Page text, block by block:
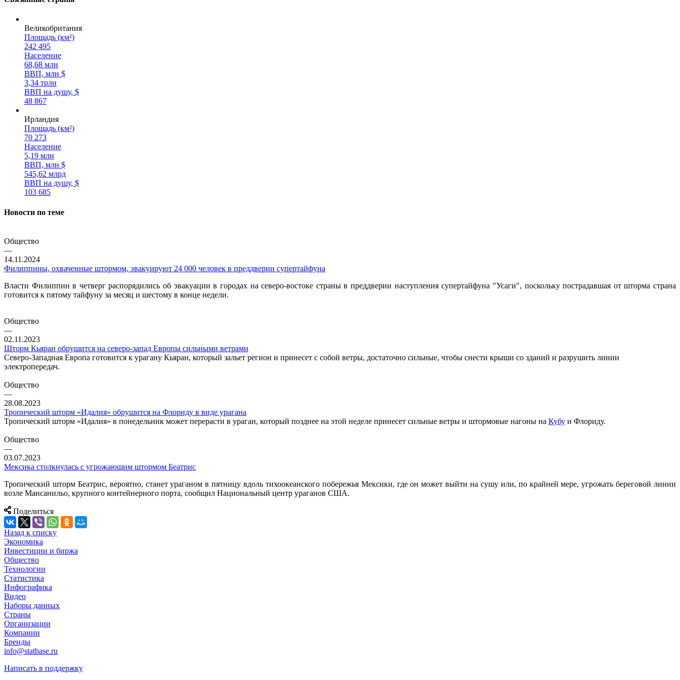
Великобритания
Площадь (км²)
242 495
Население
68,68 млн
ВВП, млн $
3,34 трлн
ВВП на душу, $
48 867
Ирландия
Площадь (км²)
70 273
Население
5,19 млн
ВВП, млн $
545,62 млрд
ВВП на душу, $
103 685
Новости по теме
Общество
—
14.11.2024
Филиппины, охваченные штормом, эвакуируют 24 000 человек в преддверии супертайфуна
Власти Филиппин в четверг распорядились об эвакуации в городах на северо-востоке страны в преддверии наступления супертайфуна "Усаги", поскольку пострадавшая от шторма страна
готовится к пятому тайфуну за месяц и шестому в конце недели.
Общество
—
02.11.2023
Шторм Кьяран обрушится на северо-запад Европы сильными ветрами
Северо-Западная Европа готовится к урагану Кьяран, который зальет регион и принесет с собой ветры, достаточно сильные, чтобы снести крыши со зданий и разрушить линии
электропередач.
Общество
—
28.08.2023
Тропический шторм «Идалия» обрушится на Флориду в виде урагана
Тропический шторм «Идалия» в понедельник может перерасти в ураган, который позднее на этой неделе принесет сильные ветры и штормовые нагоны на Кубу и Флориду.
Общество
—
03.07.2023
Мексика столкнулась с угрожающим штормом Беатрис
Тропический шторм Беатрис, вероятно, станет ураганом в пятницу вдоль тихоокеанского побережья Мексики, где он может выйти на сушу или, по крайней мере, угрожать береговой линии
возле Мансанильо, крупного контейнерного порта, сообщил Национальный центр ураганов США.
Поделиться
Назад к списку
Экономика
Инвестиции и биржа
Общество
Технологии
Cтатистика
Инфографика
Видео
Наборы данных
Страны
Организации
Компании
Бренды
info@statbase.ru
Написать в поддержку